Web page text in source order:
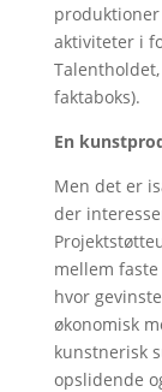
aktiviteter i
Talentholdet,
faktaboks).
En
Men det er
der
mellem
hvor
økonomisk
kunstnerisk
opslidende